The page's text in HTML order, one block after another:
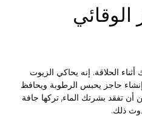
الحلاقة. إنه يحاكي الزيوت
حاجز يحبس الرطوبة ويحافظ
بشرتك الماء, تركها جافة
ذلك.